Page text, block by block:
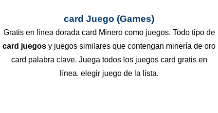
card Juego (Games)
Gratis en linea dorada card Minero como juegos. Todo tipo de
card juegos y juegos similares que contengan minería de oro
card palabra clave. Juega todos los juegos card gratis en
línea. elegir juego de la lista.